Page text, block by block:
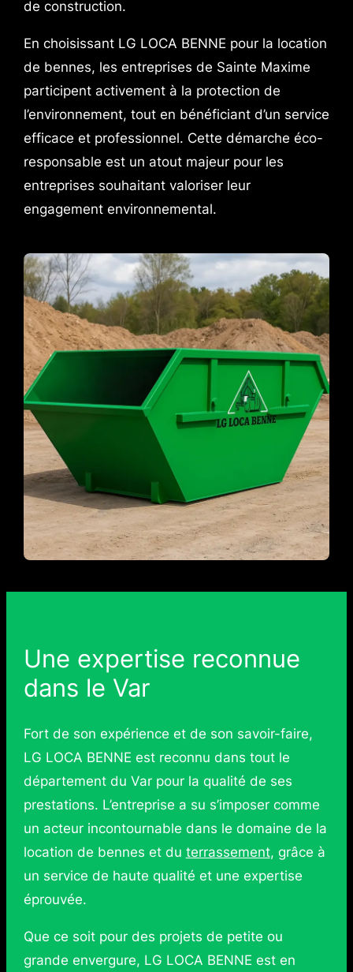
de construction.
En choisissant LG LOCA BENNE pour la location
de bennes, les entreprises de Sainte Maxime
participent activement à la protection de
l’environnement, tout en bénéficiant d’un service
efficace et professionnel. Cette démarche éco-
responsable est un atout majeur pour les
entreprises souhaitant valoriser leur
engagement environnemental.
Une expertise reconnue
dans le Var
Fort de son expérience et de son savoir-faire,
LG LOCA BENNE est reconnu dans tout le
département du Var pour la qualité de ses
prestations. L’entreprise a su s’imposer comme
un acteur incontournable dans le domaine de la
location de bennes et du terrassement, grâce à
un service de haute qualité et une expertise
éprouvée.
Que ce soit pour des projets de petite ou
grande envergure, LG LOCA BENNE est en